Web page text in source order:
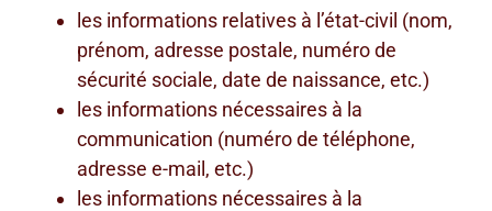
les informations relatives à l’état-civil (nom,
prénom, adresse postale, numéro de
sécurité sociale, date de naissance, etc.)
les informations nécessaires à la
communication (numéro de téléphone,
adresse e-mail, etc.)
les informations nécessaires à la